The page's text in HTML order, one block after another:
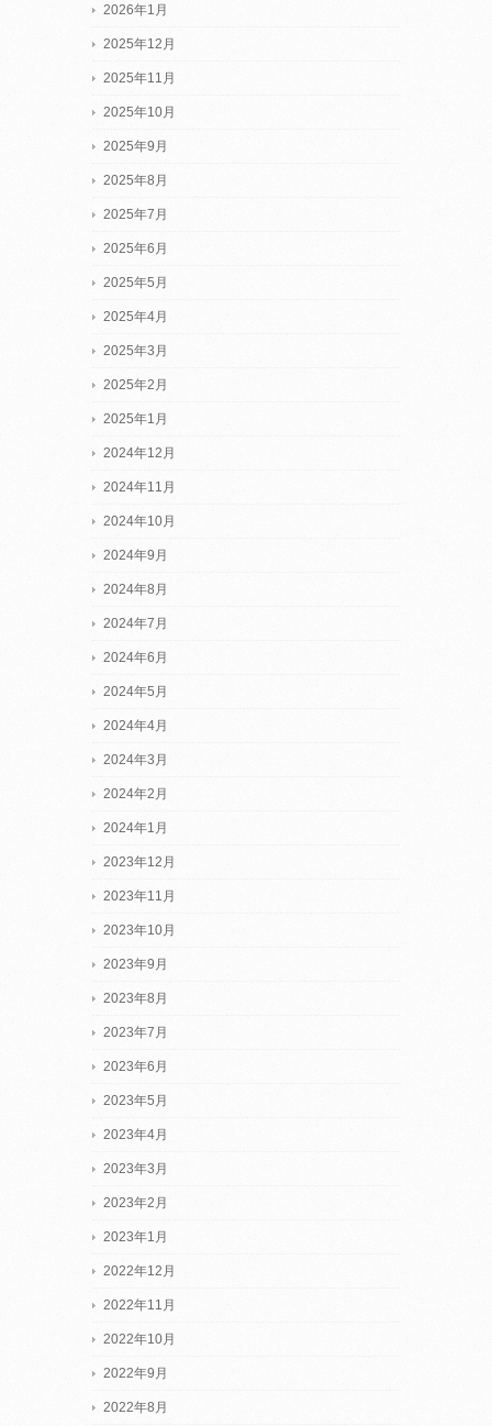
2026年1月
2025年12月
2025年11月
2025年10月
2025年9月
2025年8月
2025年7月
2025年6月
2025年5月
2025年4月
2025年3月
2025年2月
2025年1月
2024年12月
2024年11月
2024年10月
2024年9月
2024年8月
2024年7月
2024年6月
2024年5月
2024年4月
2024年3月
2024年2月
2024年1月
2023年12月
2023年11月
2023年10月
2023年9月
2023年8月
2023年7月
2023年6月
2023年5月
2023年4月
2023年3月
2023年2月
2023年1月
2022年12月
2022年11月
2022年10月
2022年9月
2022年8月